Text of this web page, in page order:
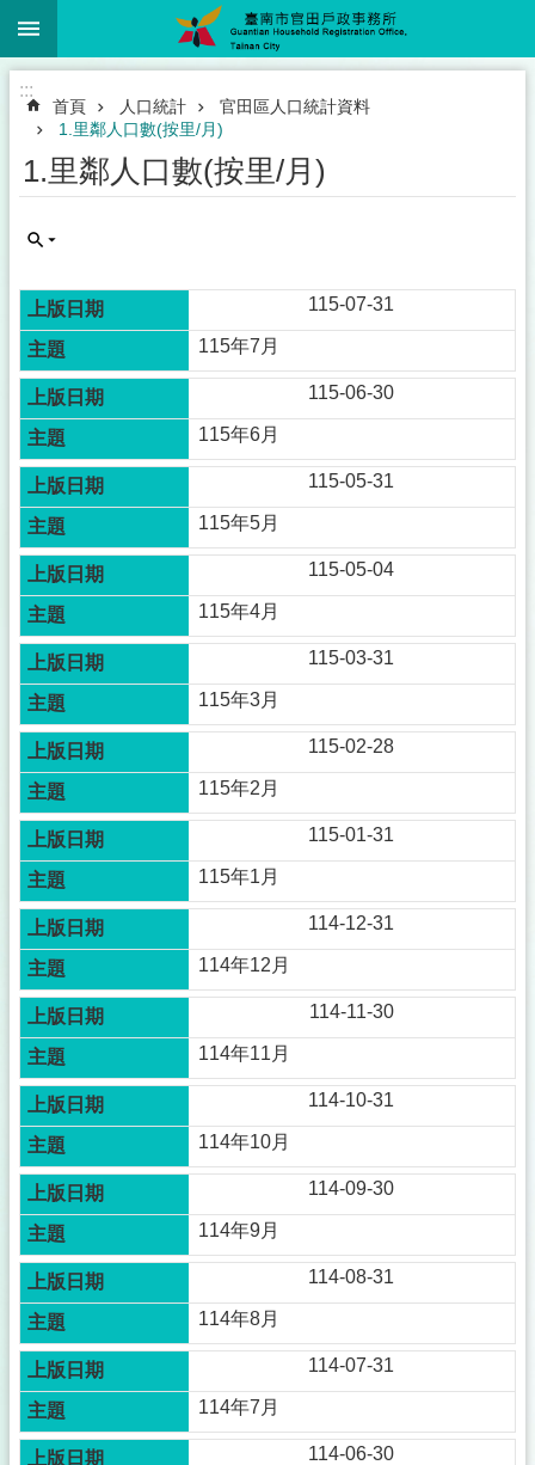
跳到主要內容區塊
:::
首頁 人口統計
官田區人口統計資料
1.里鄰人口數(按里/月)
1.里鄰人口數(按里/月)
115-07-31
115年7月
115-06-30
115年6月
115-05-31
115年5月
115-05-04
115年4月
115-03-31
115年3月
115-02-28
115年2月
115-01-31
115年1月
114-12-31
114年12月
114-11-30
114年11月
114-10-31
114年10月
114-09-30
114年9月
114-08-31
114年8月
114-07-31
114年7月
114-06-30